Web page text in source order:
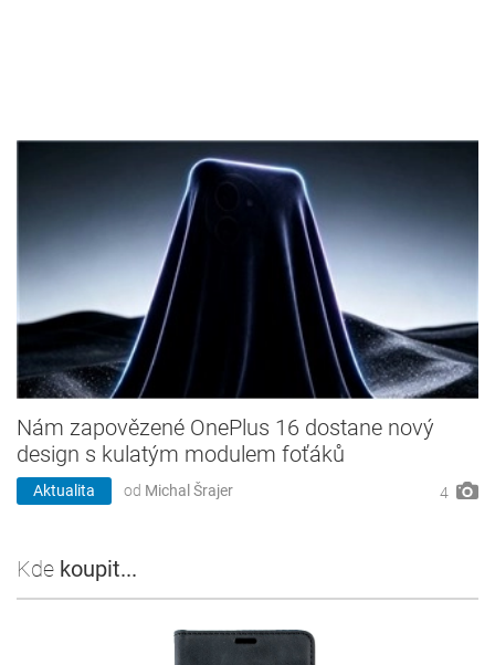
Nám zapovězené OnePlus 16 dostane nový
design s kulatým modulem foťáků
Aktualita od Michal Šrajer 4
Kde koupit...